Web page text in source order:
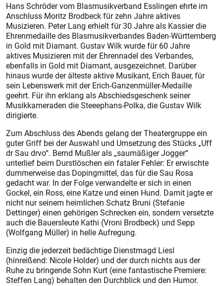
Hans Schröder vom Blasmusikverband Esslingen ehrte im
Anschluss Moritz Brodbeck für zehn Jahre aktives
Musizieren. Peter Lang erhielt für 30 Jahre als Kassier die
Ehrenmedaille des Blasmusikverbandes Baden-Württemberg
in Gold mit Diamant. Gustav Wilk wurde für 60 Jahre
aktives Musizieren mit der Ehrennadel des Verbandes,
ebenfalls in Gold mit Diamant, ausgezeichnet. Darüber
hinaus wurde der älteste aktive Musikant, Erich Bauer, für
sein Lebenswerk mit der Erich-Ganzenmüller-Medaille
geehrt. Für ihn erklang als Abschiedsgeschenk seiner
Musikkameraden die Steeephans-Polka, die Gustav Wilk
dirigierte.
Zum Abschluss des Abends gelang der Theatergruppe ein
guter Griff bei der Auswahl und Umsetzung des Stücks „Uff
dr Sau drvo“. Bernd Mußler als „saumäßiger Jogger“
unterlief beim Durstlöschen ein fataler Fehler: Er erwischte
dummerweise das Dopingmittel, das für die Sau Rosa
gedacht war. In der Folge verwandelte er sich in einen
Gockel, ein Ross, eine Katze und einen Hund. Damit jagte er
nicht nur seinem heimlichen Schatz Bruni (Stefanie
Dettinger) einen gehörigen Schrecken ein, sondern versetzte
auch die Bauersleute Kathi (Vroni Brodbeck) und Sepp
(Wolfgang Müller) in helle Aufregung.
Einzig die jederzeit bedächtige Dienstmagd Liesl
(hinreißend: Nicole Holder) und der durch nichts aus der
Ruhe zu bringende Sohn Kurt (eine fantastische Premiere:
Steffen Lang) behalten den Durchblick und den Humor.